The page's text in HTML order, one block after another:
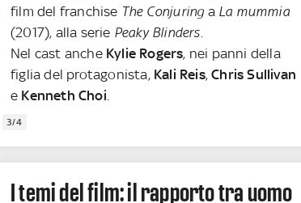
film del franchise The ConjuringaLa mummia
(2017), alla serie Peaky Blinders
Nel cast ancheKylie Rogers, nei panni della
figlia del protagonista, Kali Reis,Chris Sullivan
e Kenneth Choi
3/4
I temi del film: il rapporto tra uomo